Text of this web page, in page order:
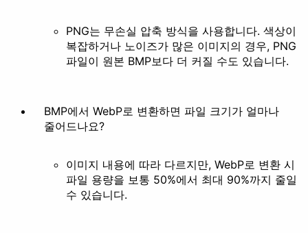
배경 제거
PNG는 무손실 압축 방식을 사용합니다. 색상이
복잡하거나 노이즈가 많은 이미지의 경우, PNG
파일이 원본 BMP보다 더 커질 수도 있습니다.
BMP에서 WebP로 변환하면 파일 크기가 얼마나
줄어드나요?
이미지 내용에 따라 다르지만, WebP로 변환 시
파일 용량을 보통 50%에서 최대 90%까지 줄일
수 있습니다.